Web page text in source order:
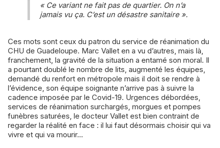
« Ce variant ne fait pas de quartier. On n’a
jamais vu ça. C’est un désastre sanitaire ».
Ces mots sont ceux du patron du service de réanimation du
CHU de Guadeloupe. Marc Vallet en a vu d’autres, mais là,
franchement, la gravité de la situation a entamé son moral. Il
a pourtant doublé le nombre de lits, augmenté les équipes,
demandé du renfort en métropole mais il doit se rendre à
l’évidence, son équipe soignante n’arrive pas à suivre la
cadence imposée par le Covid-19. Urgences débordées,
services de réanimation surchargés, morgues et pompes
funèbres saturées, le docteur Vallet est bien contraint de
regarder la réalité en face : il lui faut désormais choisir qui va
vivre et qui va mourir…